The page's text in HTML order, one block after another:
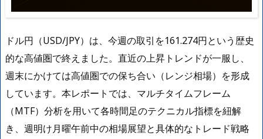
ドル円（USD/JPY）は、今週の取引を161.274円という歴史
的な高値圏で終えました。直近の上昇トレンドが一服し、
週末にかけては高値圏での保ち合い（レンジ相場）を形成
しています。本レポートでは、マルチタイムフレーム
（MTF）分析を用いて各時間足のテクニカル指標を紐解
き、週明け月曜午前中の相場展望と具体的なトレード戦略